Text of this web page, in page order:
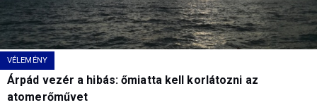
VÉLEMÉNY
Árpád vezér a hibás: őmiatta kell korlátozni az
atomerőművet